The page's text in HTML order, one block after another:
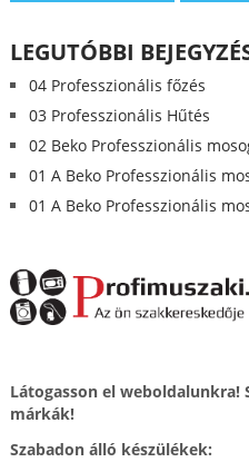
LEGUTÓBBI
04 Professzionális főzés
03 Professzionális Hűtés
02 Beko Professzionális
01 A Beko Professzionális
01 A Beko Professzionális
Látogasson el weboldalunkra!
márkák!
Szabadon álló készülékek: